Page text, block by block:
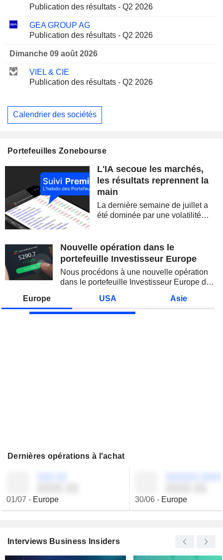
Publication des résultats - Q2 2026
GEA GROUP AG
Publication des résultats - Q2 2026
Dimanche 09 août 2026
VIEL & CIE
Publication des résultats - Q2 2026
Calendrier des sociétés
Portefeuilles Zonebourse
L'IA secoue les marchés,
les résultats reprennent la
main
La dernière semaine de juillet a
été dominée par une volatilité
semi-conducteurs. Les
inquiétudes sur la soutenabilité
Nouvelle opération dans le
portefeuille Investisseur Europe
Nous procédons à une nouvelle opération
dans le portefeuille Investisseur Europe de
Europe USA Asie
Dernières opérations à l'achat
01/07 - Europe 30/06- Europe
Interviews Business Insiders